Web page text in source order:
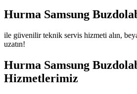
Hurma Samsung
ile güvenilir teknik servis hizmeti alın,
uzatın!
Hurma Samsung
Hizmetlerimiz